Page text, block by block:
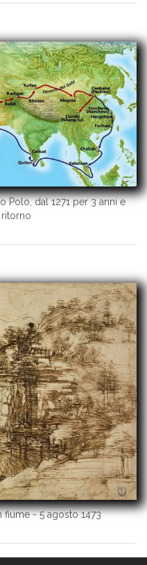
Polo, dal 1271 per 3 anni e
- 5 agosto 1473